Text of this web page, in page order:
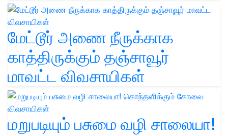
மேட்டூர் அணை நீருக்காக
காத்திருக்கும் தஞ்சாவூர்
மாவட்ட விவசாயிகள்
மறுபடியும் பசுமை வழி சாலையா!